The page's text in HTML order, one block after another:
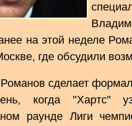
на этой неделе
где обсудили
Романов сделает
когда "Хартс"
раунде Лиги